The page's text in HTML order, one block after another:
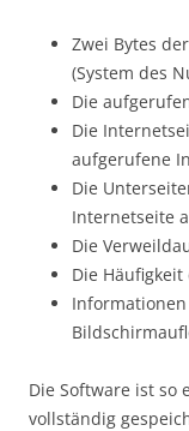
Zwei Bytes
(System des
Die
Die
aufgerufene
Die
Internetseite
Die
Die
Die Software ist so
vollständig